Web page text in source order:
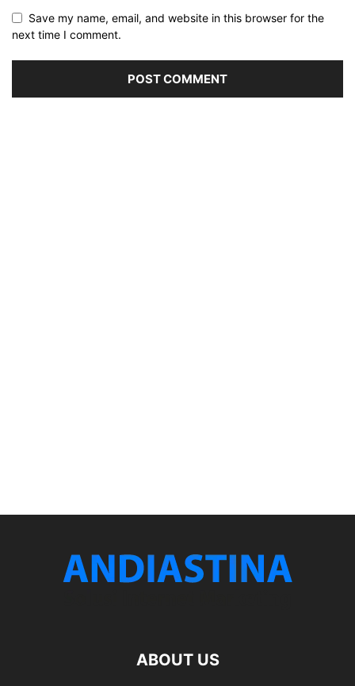
Save my name, email, and website in this browser for the
next time I comment.
ABOUT US